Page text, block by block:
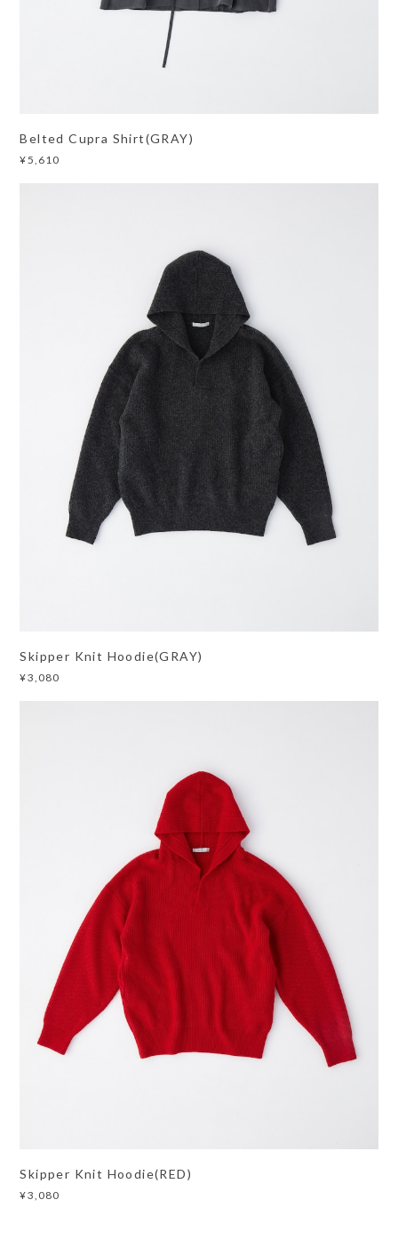
Belted Cupra Shirt(GRAY)
¥5,610
Skipper Knit Hoodie(GRAY)
¥3,080
Skipper Knit Hoodie(RED)
¥3,080